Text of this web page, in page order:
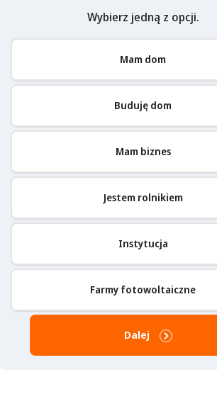
Wybierz jedną z opcji.
Mam dom
Buduję dom
Mam biznes
Jestem rolnikiem
Instytucja
Farmy fotowoltaiczne
Dalej